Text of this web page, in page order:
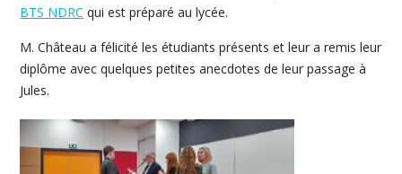
BTS NDRC qui est préparé au lycée.
M. Château a félicité les étudiants présents et leur a remis leur
diplôme avec quelques petites anecdotes de leur passage à
Jules.